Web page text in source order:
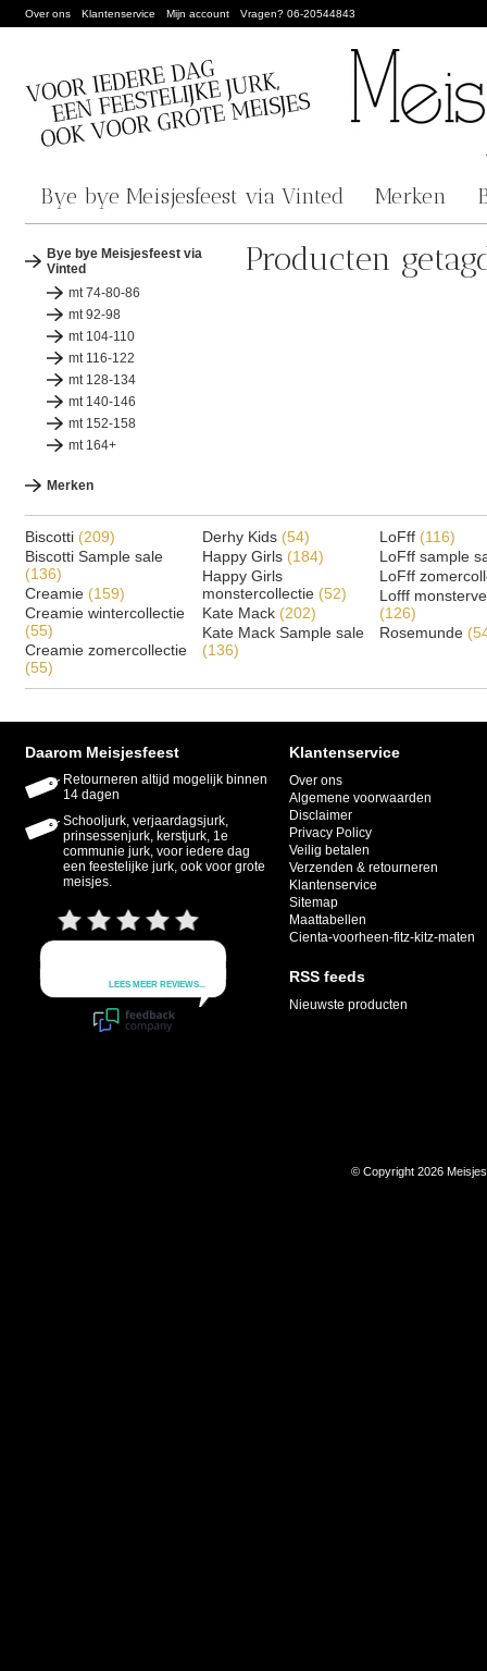
Over ons Klantenservice Mijn account Vragen? 06-20544843
Bye bye Meisjesfeest via Vinted Merken
Bye bye Meisjesfeest via
Vinted
mt 74-80-86
mt 92-98
mt 104-110
mt 116-122
mt 128-134
mt 140-146
mt 152-158
mt 164+
Merken
Producten
Biscotti (209)
Biscotti Sample sale
(136)
Creamie (159)
Creamie wintercollectie
(55)
Creamie zomercollectie
(55)
Derhy Kids (54)
Happy Girls (184)
Happy Girls
monstercollectie (52)
Kate Mack (202)
Kate Mack Sample sale
(136)
LoFff (116)
LoFff sample
LoFff
Lofff
(126)
Rosemunde
Daarom Meisjesfeest
Retourneren altijd mogelijk binnen
14 dagen
Schooljurk, verjaardagsjurk,
prinsessenjurk, kerstjurk, 1e
communie jurk, voor iedere dag
een feestelijke jurk, ook voor grote
meisjes.
Klantenservice
Over ons
Algemene voorwaarden
Disclaimer
Privacy Policy
Veilig betalen
Verzenden & retourneren
Klantenservice
Sitemap
Maattabellen
Cienta-voorheen-fitz-kitz-maten
RSS feeds
Nieuwste producten
© Copyright 2026